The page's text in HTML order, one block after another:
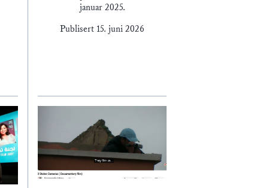
januar 2025.
Publisert 15. juni 2026